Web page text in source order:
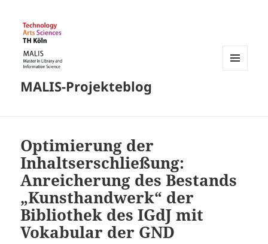
MALIS-Projekteblog
Optimierung der
Inhaltserschließung:
Anreicherung des Bestands
„Kunsthandwerk“ der
Bibliothek des IGdJ mit
Vokabular der GND